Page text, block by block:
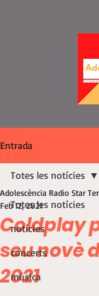
Entrada
Totes les notícies
notícies
concerts
música
Totes les notícies
Coldplay
seu novè
2021
Adolescència Radio Star
Feb 12, 2021